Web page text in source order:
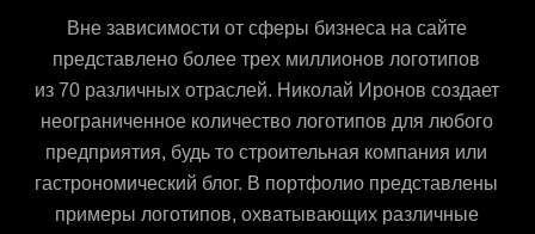
Вне зависимости от сферы бизнеса на сайте
представлено более трех миллионов логотипов
из 70 различных отраслей. Николай Иронов создает
неограниченное количество логотипов для любого
предприятия, будь то строительная компания или
гастрономический блог. В портфолио представлены
примеры логотипов, охватывающих различные